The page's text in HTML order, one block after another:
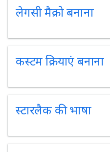
लेगसी मैक्रो बनाना
कस्टम क्रियाएं बनाना
स्टारलैक की भाषा